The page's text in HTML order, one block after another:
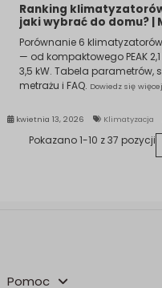
Ranking
jaki wybrać do domu? |
Porównanie 6
— od kompaktowego PEAK
3,5 kW. Tabela parametrów,
metrażu i FAQ. Dowiedz się więcej
kwietnia 13, 2026 Klimatyzacja
Pokazano 1-10 z 37 pozycji
Pomoc